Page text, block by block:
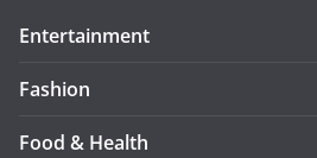
Entertainment
Fashion
Food & Health